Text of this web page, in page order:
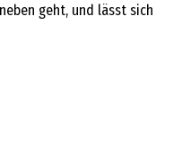
geht, und lässt sich